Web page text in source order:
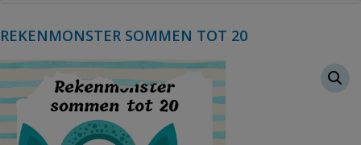
REKENMONSTER SOMMEN TOT 20